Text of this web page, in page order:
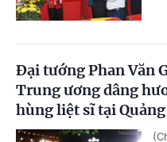
Đại tướng Phan Văn
Trung ương dâng
hùng liệt sĩ tại